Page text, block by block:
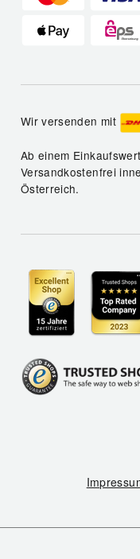
Wir versenden mit
Ab einem
Versandkostenfrei
Österreich.